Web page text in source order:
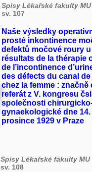
Spisy Lékařské fakulty MU
sv. 107
Naše výsledky
prosté inkontinence
defektů močové roury
résultats de la thérapie
de l’incontinence
des défects du canal de
chez la femme : značně
referát z V. kongresu
společnosti
gynaekologické dne 14.
prosince 1929 v Praze
Spisy Lékařské fakulty MU
sv. 108